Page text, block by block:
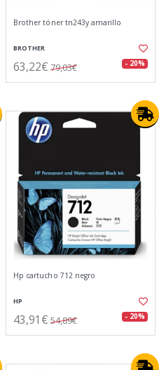
Brother tóner tn243y amarillo
BROTHER
63,22€ 79,03€ - 20%
Hp cartucho 712 negro
HP
43,91€ 54,89€ - 20%